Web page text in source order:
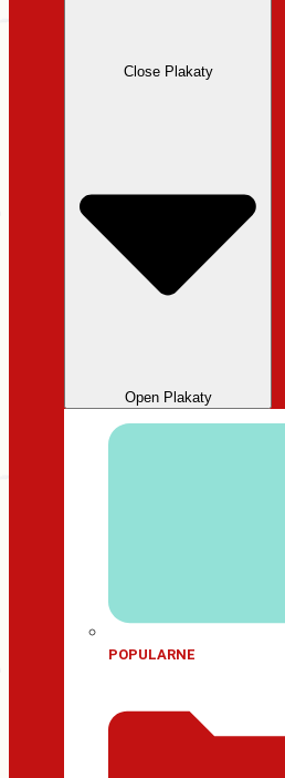
Close Plakaty
Open Plakaty
POPULARNE